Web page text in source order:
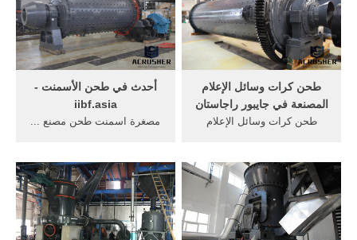
أحدث في طحن الأسمنت -
iibf.asia
مصغرة اسمنت طحن مصنع ...
وسائل الاعلام في ...
طحن كرات وسائل الإعلام
المصنعة في جايبور راجاستان
طحن كرات وسائل الإعلام
جنوب أفريقيا ...